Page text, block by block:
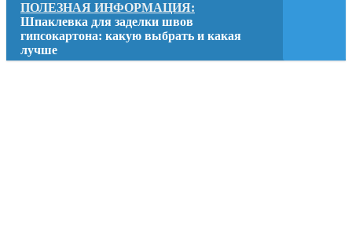
ПОЛЕЗНАЯ ИНФОРМАЦИЯ:
Шпаклевка для заделки швов
гипсокартона: какую выбрать и какая
лучше